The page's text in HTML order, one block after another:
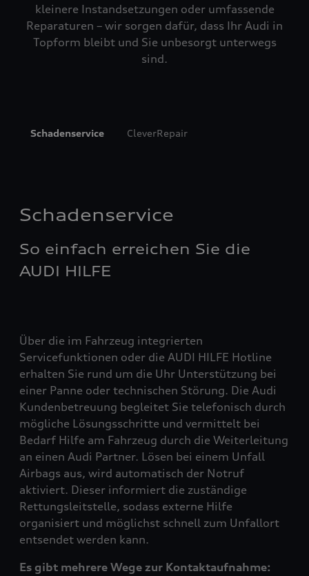
kleinere Instandsetzungen oder umfassende
Reparaturen – wir sorgen dafür, dass Ihr Audi in
Topform bleibt und Sie unbesorgt unterwegs
sind.
Schadenservice CleverRepair
Schadenservice
So einfach erreichen Sie die
AUDI HILFE
Über die im Fahrzeug integrierten
Servicefunktionen oder die AUDI HILFE Hotline
erhalten Sie rund um die Uhr Unterstützung bei
einer Panne oder technischen Störung. Die Audi
Kundenbetreuung begleitet Sie telefonisch durch
mögliche Lösungsschritte und vermittelt bei
Bedarf Hilfe am Fahrzeug durch die Weiterleitung
an einen Audi Partner. Lösen bei einem Unfall
Airbags aus, wird automatisch der Notruf
aktiviert. Dieser informiert die zuständige
Rettungsleitstelle, sodass externe Hilfe
organisiert und möglichst schnell zum Unfallort
entsendet werden kann.
Es gibt mehrere Wege zur Kontaktaufnahme: